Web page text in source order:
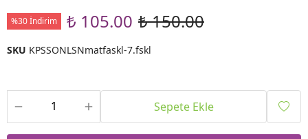
%30 İndirim ₺ 105.00 ₺ 150.00
SKU KPSSONLSNmatfaskl-7.fskl
Sepete Ekle